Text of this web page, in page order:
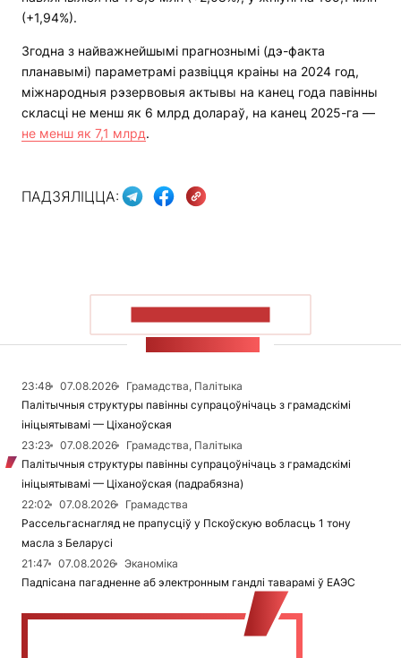
(+1,94%).
Згодна з найважнейшымі прагнознымі (дэ-факта
планавымі) параметрамі развіцця краіны на 2024 год,
міжнародныя рэзервовыя актывы на канец года павінны
скласці не менш як 6 млрд долараў, на канец 2025-га —
не менш як 7,1 млрд.
ПАДЗЯЛІЦЦА:
23:48 07.08.2026
Грамадства, Палітыка
Палітычныя структуры павінны супрацоўнічаць з грамадскімі
ініцыятывамі — Ціханоўская
23:23
07.08.2026
Грамадства, Палітыка
Палітычныя структуры павінны супрацоўнічаць з грамадскімі
ініцыятывамі — Ціханоўская (падрабязна)
22:02
07.08.2026
Грамадства
Рассельгаснагляд не прапусціў у Пскоўскую вобласць 1 тону
масла з Беларусі
21:47
07.08.2026
Эканоміка
Падпісана пагадненне аб электронным гандлі таварамі ў ЕАЭС